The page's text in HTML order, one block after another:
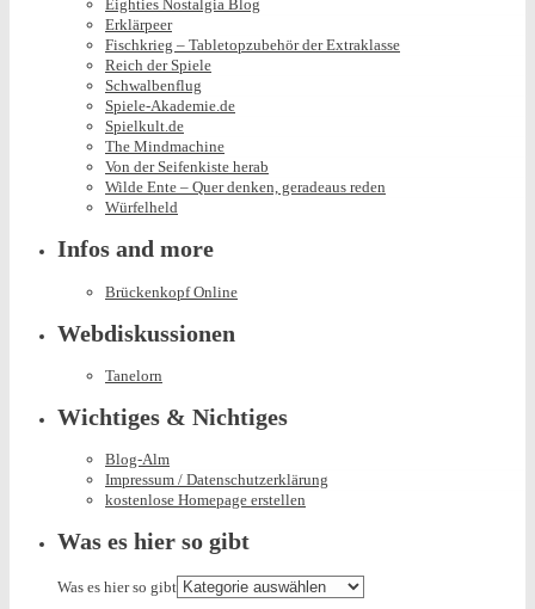
Eighties Nostalgia Blog
Erklärpeer
Fischkrieg – Tabletopzubehör der Extraklasse
Reich der Spiele
Schwalbenflug
Spiele-Akademie.de
Spielkult.de
The Mindmachine
Von der Seifenkiste herab
Wilde Ente – Quer denken, geradeaus reden
Würfelheld
Infos and more
Brückenkopf Online
Webdiskussionen
Tanelorn
Wichtiges & Nichtiges
Blog-Alm
Impressum / Datenschutzerklärung
kostenlose Homepage erstellen
Was es hier so gibt
Was es hier so gibt